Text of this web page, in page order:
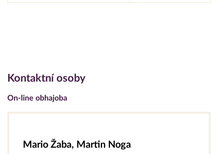
Kontaktní osoby
On-line obhajoba
Mario Žaba, Martin Noga